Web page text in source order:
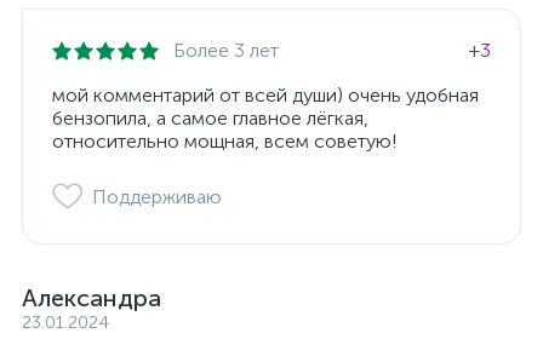
Более 3 лет
+3
мой комментарий от всей души) очень удобная
бензопила, а самое главное лёгкая,
относительно мощная, всем советую!
Поддерживаю
Александра
23.01.2024